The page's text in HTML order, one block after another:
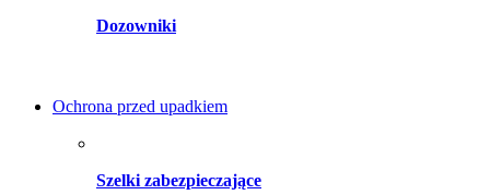
Dozowniki
Ochrona przed upadkiem
Szelki zabezpieczające